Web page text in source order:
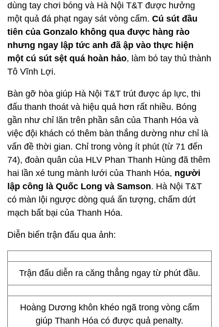
dùng tay chơi bóng và Hà Nội T&T được hưởng
một quả đá phạt ngay sát vòng cấm. Cú sút đầu
tiên của Gonzalo không qua được hàng rào
nhưng ngay lập tức anh đã ập vào thực hiện
một cú sút sệt quá hoàn hảo, làm bó tay thủ thành
Tô Vĩnh Lợi.
Bàn gỡ hòa giúp Hà Nội T&T trút được áp lực, thi
đấu thanh thoát và hiệu quả hơn rất nhiều. Bóng
gần như chỉ lăn trên phần sân của Thanh Hóa và
việc đội khách có thêm bàn thắng dường như chỉ là
vấn đề thời gian. Chỉ trong vòng ít phút (từ 71 đến
74), đoàn quân của HLV Phan Thanh Hùng đã thêm
hai lần xé tung mành lưới của Thanh Hóa, người
lập công là Quốc Long và Samson. Hà Nội T&T
có màn lội ngược dòng quá ấn tượng, chấm dứt
mạch bất bại của Thanh Hóa.
Diễn biến trận đấu qua ảnh:
Trận đấu diễn ra căng thẳng ngay từ phút đầu.
Hoàng Dương khôn khéo ngã trong vòng cấm
giúp Thanh Hóa có được quả penalty.